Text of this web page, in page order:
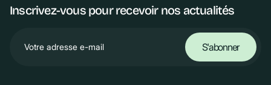
Inscrivez-vous pour recevoir nos actualités